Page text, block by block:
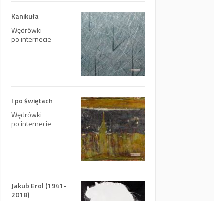
Kanikuła
Wędrówki
po internecie
I po świętach
Wędrówki
po internecie
Jakub Erol (1941-
2018)